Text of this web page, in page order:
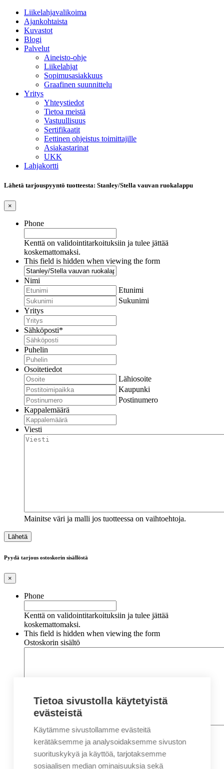
Liikelahjavalikoima
Ajankohtaista
Kuvastot
Blogi
Palvelut
Aineisto-ohje
Liikelahjat
Sopimusasiakkuus
Graafinen suunnittelu
Yritys
Yhteystiedot
Tietoa meistä
Vastuullisuus
Sertifikaatit
Eettinen ohjeistus toimittajille
Asiakastarinat
UKK
Lahjakortti
Lähetä tarjouspyyntö tuotteesta: Stanley/Stella vauvan ruokalappu
×
Phone
Kenttä on validointitarkoituksiin ja tulee jättää
koskemattomaksi.
This field is hidden when viewing the form
Nimi
Etunimi
Sukunimi
Yritys
Sähköposti*
Puhelin
Osoitetiedot
Lähiosoite
Kaupunki
Postinumero
Kappalemäärä
Viesti
Mainitse väri ja malli jos tuotteessa on vaihtoehtoja.
Pyydä tarjous ostoskorin sisällöstä
×
Phone
Kenttä on validointitarkoituksiin ja tulee jättää
koskemattomaksi.
This field is hidden when viewing the form
Ostoskorin sisältö
Nimi*
Etunimi
Sukunimi
Tietoa sivustolla käytetyistä
evästeistä
Käytämme sivustollamme evästeitä
kerätäksemme ja analysoidaksemme sivuston
suorituskykyä ja käyttöä, tarjotaksemme
sosiaalisen median ominaisuuksia sekä